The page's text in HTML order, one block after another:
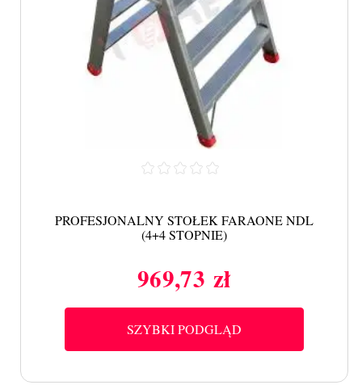
PROFESJONALNY STOŁEK FARAONE NDL
(4+4 STOPNIE)
Cena
969,73 zł
SZYBKI PODGLĄD